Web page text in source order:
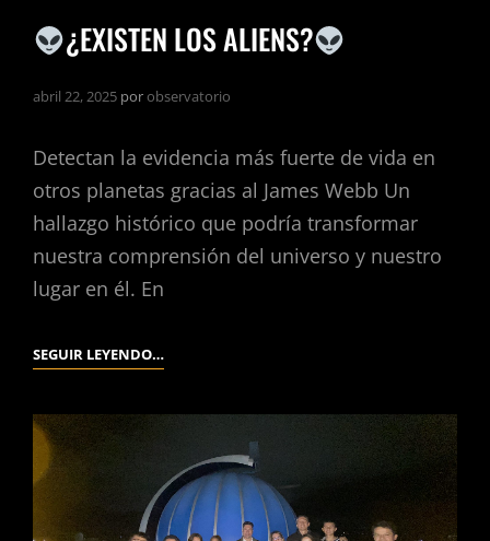
¿EXISTEN LOS ALIENS?
abril 22, 2025 porobservatorio
Detectan la evidencia más fuerte de vida en
otros planetas gracias al James Webb Un
hallazgo histórico que podría transformar
nuestra comprensión del universo y nuestro
lugar en él. En
SEGUIR LEYENDO…